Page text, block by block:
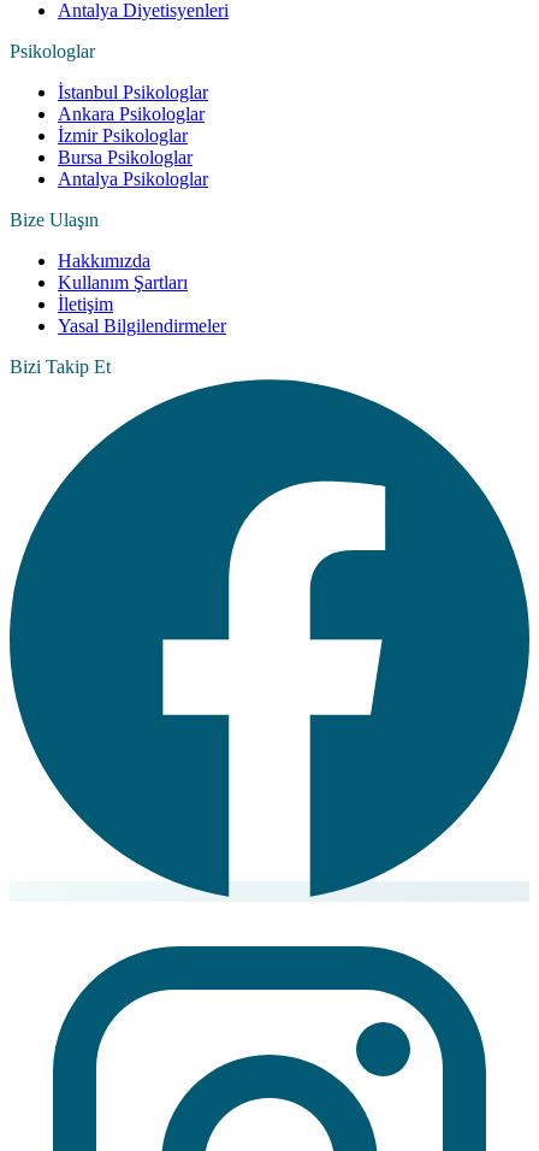
Antalya Diyetisyenleri
Psikologlar
İstanbul Psikologlar
Ankara Psikologlar
İzmir Psikologlar
Bursa Psikologlar
Antalya Psikologlar
Bize Ulaşın
Hakkımızda
Kullanım Şartları
İletişim
Yasal Bilgilendirmeler
Bizi Takip Et